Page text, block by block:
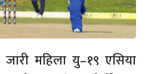
महिला यु–१९ एसिया